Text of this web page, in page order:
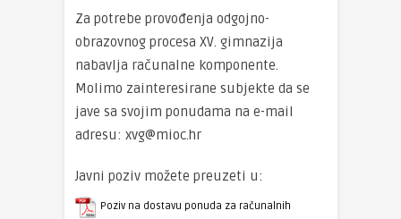
Za potrebe provođenja odgojno-
obrazovnog procesa XV. gimnazija
nabavlja računalne komponente.
Molimo zainteresirane subjekte da se
jave sa svojim ponudama na e-mail
adresu: xvg@mioc.hr
Javni poziv možete preuzeti u:
Poziv na dostavu ponuda za računalnih